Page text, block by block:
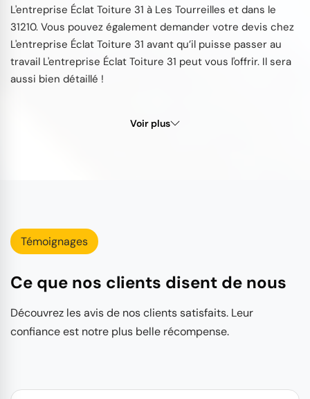
L'entreprise Éclat Toiture 31 à Les Tourreilles et dans le
31210. Vous pouvez également demander votre devis chez
L'entreprise Éclat Toiture 31 avant qu’il puisse passer au
travail L'entreprise Éclat Toiture 31 peut vous l'offrir. Il sera
aussi bien détaillé !
Voir plus
Témoignages
Ce que nos clients disent de nous
Découvrez les avis de nos clients satisfaits. Leur
confiance est notre plus belle récompense.